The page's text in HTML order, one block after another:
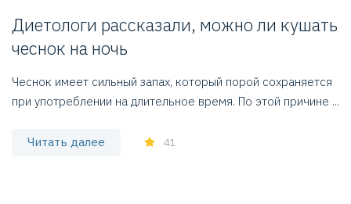
Диетологи рассказали, можно ли кушать
чеснок на ночь
Чеснок имеет сильный запах, который порой сохраняется
при употреблении на длительное время. По этой причине ...
Читать далее 41